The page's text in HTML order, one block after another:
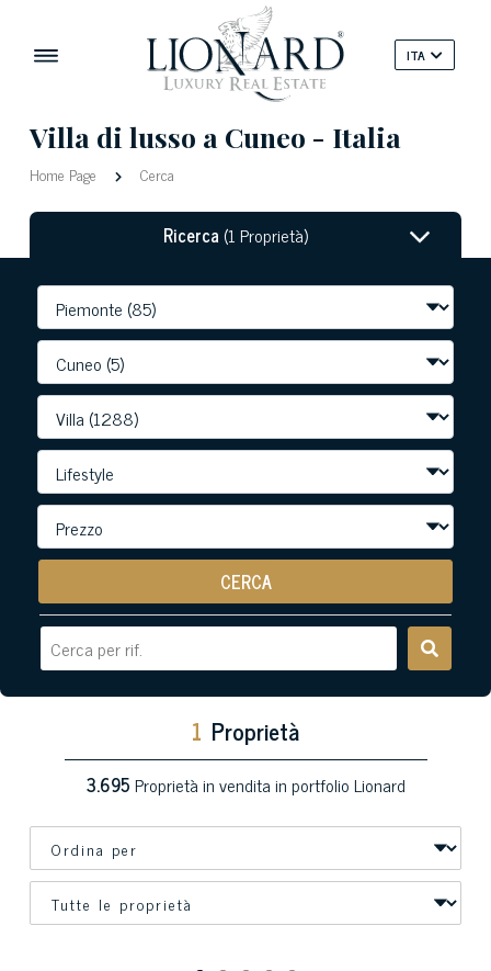
ITA
Villa di lusso a Cuneo - Italia
Home Page Cerca
Ricerca(1 Proprietà)
CERCA
1 Proprietà
3.695Proprietà in vendita in portfolio Lionard